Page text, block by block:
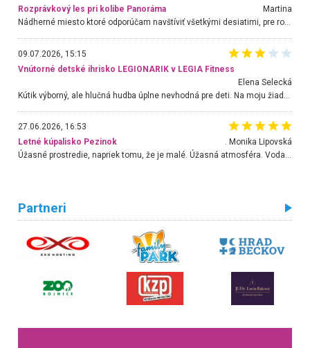
Rozprávkový les pri kolibe Panoráma
Martina
Nádherné miesto ktoré odporúčam navštíviť všetkými desiatimi, pre rodiny s deťmi, dôchodcom... Proste a jednoducho ozaj rozprávkový les.. určite ešte prídeme. Odniesli sme si na pamiatku krásne tričká,
09.07.2026, 15:15
Vnútorné detské ihrisko LEGIONARIK v LEGIA Fitness
Elena Selecká
27.06.2026, 16:53
Letné kúpalisko Pezinok
. Monika Lipovská
Úžasné prostredie, napriek tomu, že je malé. Úžasná atmosféra. Voda fantastická a nádherná. Ľudí je pomerne veľa, ale su mili a ohľaduplní. Je veľmi zaujímavé sledovať, ako dokážu spolu športovať cudzí ľudia a bez ohľadu na vek. Vládne tu pohoda. Vnuka neviem dostať z vody. Ďakujem za krásny deň . Urcite sa sem vrátim. Jediný problém je s parkovaním, ale aj ten sa mi podarilo vyriešiť. Monika Bratislava
Partneri